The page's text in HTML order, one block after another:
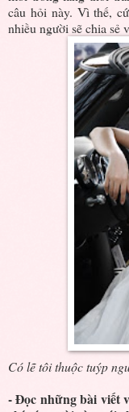
câu hỏi này. Vì thế,
nhiều người sẽ chia sẻ
Có lẽ tôi thuộc tuýp
- Đọc những bài viết